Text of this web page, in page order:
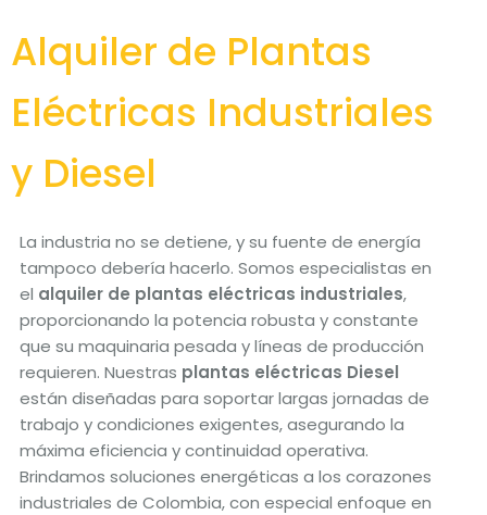
Alquiler de Plantas
Eléctricas Industriales
y Diesel
La industria no se detiene, y su fuente de energía
tampoco debería hacerlo. Somos especialistas en
el alquiler de plantas eléctricas industriales,
proporcionando la potencia robusta y constante
que su maquinaria pesada y líneas de producción
requieren. Nuestras plantas eléctricas Diesel
están diseñadas para soportar largas jornadas de
trabajo y condiciones exigentes, asegurando la
máxima eficiencia y continuidad operativa.
Brindamos soluciones energéticas a los corazones
industriales de Colombia, con especial enfoque en